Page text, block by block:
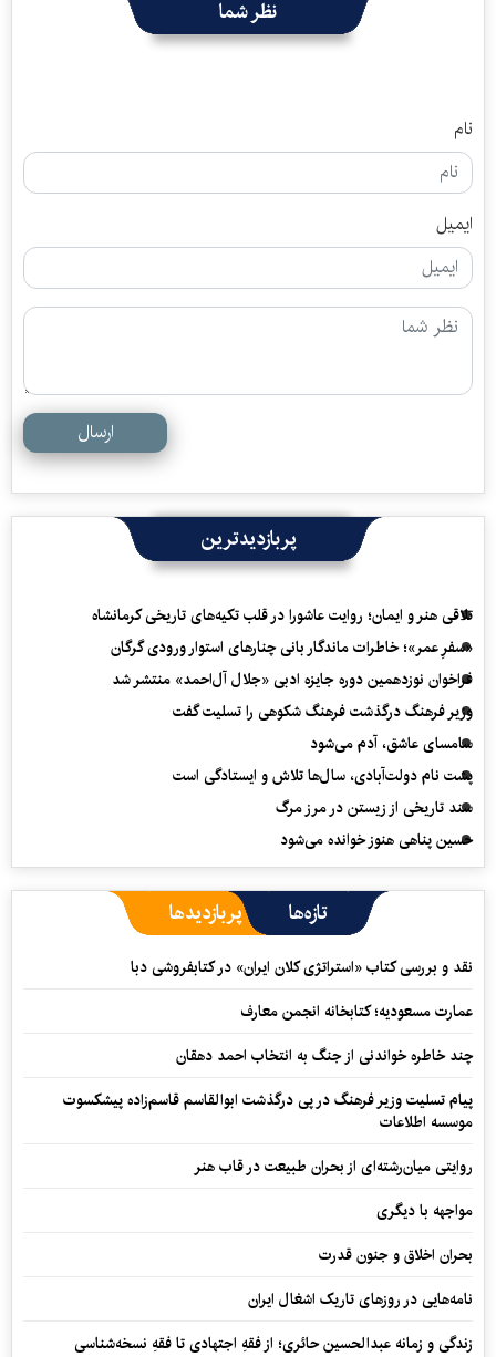
نظر شما
نام
ایمیل
ارسال
پربازدیدترین
تلاقی هنر و ایمان؛ روایت عاشورا در قلب تکیه‌های تاریخی کرمانشاه
«سفرِ عمر»؛ خاطرات ماندگار بانی چنارهای استوار ورودی گرگان
فراخوان نوزدهمین دوره جایزه ادبی «جلال آل‌احمد» منتشر شد
وزیر فرهنگ درگذشت فرهنگ شکوهی را تسلیت گفت
سامسای عاشق، آدم می‌شود
پشت نام دولت‌آبادی، سال‌ها تلاش و ایستادگی است
سند تاریخی از زیستن در مرز مرگ
حسین پناهی هنوز خوانده می‌شود
تازه‌ها پربازدیدها
نقد و بررسی کتاب «استراتژی کلان ایران» در کتابفروشی دبا
عمارت مسعودیه؛ کتابخانه انجمن معارف
چند خاطره خواندنی از جنگ به انتخاب احمد دهقان
پیام تسلیت وزیر فرهنگ در پی درگذشت ابوالقاسم قاسم‌زاده پیشکسوت
موسسه اطلاعات
روایتی میان‌رشته‌ای از بحران طبیعت در قاب هنر
مواجهه با دیگری
بحران اخلاق و جنون قدرت
نامه‌هایی در روزهای تاریک اشغال ایران
زندگی و زمانه عبدالحسین حائری؛ از فقهِ اجتهادی تا فقهِ نسخه‌شناسی